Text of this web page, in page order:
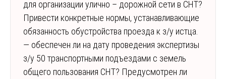
для организации улично – дорожной сети в СНТ?
Привести конкретные нормы, устанавливающие
обязанность обустройства проезда к з/у истца.
— обеспечен ли на дату проведения экспертизы
з/у 50 транспортными подъездами с земель
общего пользования СНТ? Предусмотрен ли